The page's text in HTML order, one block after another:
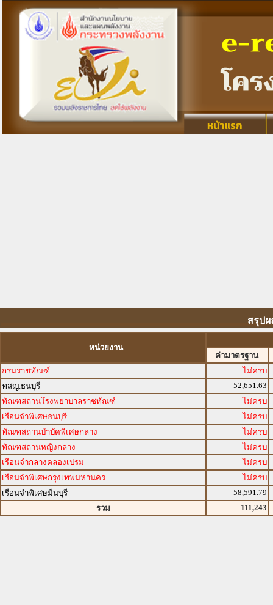
สรุป
หน่วยงาน
ค่ามาตรฐาน
กรมราชทัณฑ์
ไม่ครบ
ทสญ.ธนบุรี
52,651.63
ทัณฑสถานโรงพยาบาลราชทัณฑ์
ไม่ครบ
เรือนจำพิเศษธนบุรี
ไม่ครบ
ทัณฑสถานบำบัดพิเศษกลาง
ไม่ครบ
ทัณฑสถานหญิงกลาง
ไม่ครบ
เรือนจำกลางคลองเปรม
ไม่ครบ
เรือนจำพิเศษกรุงเทพมหานคร
ไม่ครบ
เรือนจำพิเศษมีนบุรี
58,591.79
รวม
111,243